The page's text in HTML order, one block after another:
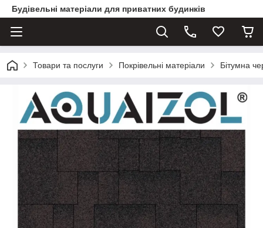
Будівельні матеріали для приватних будинків
Товари та послуги Покрівельні матеріали Бітумна